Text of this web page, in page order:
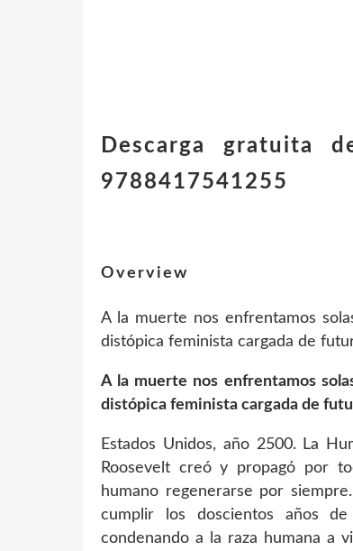
Descarga gratuita
9788417541255
Overview
A la muerte nos enfrentamos
distópica feminista cargada de
A la muerte nos enfrentamos
distópica feminista cargada de
Estados Unidos, año 2500. La
Roosevelt creó y propagó por
humano regenerarse por
cumplir los doscientos años
condenando a la raza humana a